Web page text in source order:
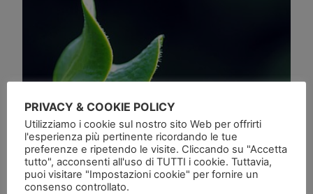
PRIVACY & COOKIE POLICY
Utilizziamo i cookie sul nostro sito Web per offrirti
l'esperienza più pertinente ricordando le tue
preferenze e ripetendo le visite. Cliccando su "Accetta
tutto", acconsenti all'uso di TUTTI i cookie. Tuttavia,
puoi visitare "Impostazioni cookie" per fornire un
consenso controllato.